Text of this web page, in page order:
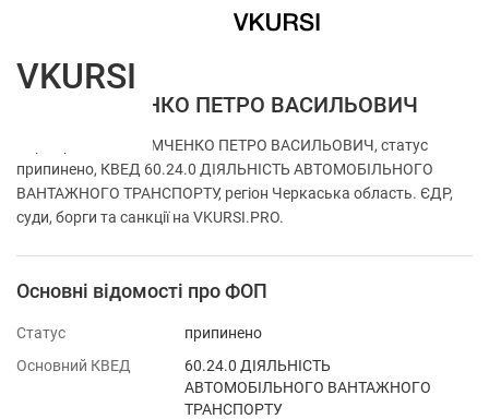
ФОП ДЕМЧЕНКО ПЕТРО ВАСИЛЬОВИЧ
Перевірка ФОП ДЕМЧЕНКО ПЕТРО ВАСИЛЬОВИЧ, статус
припинено, КВЕД 60.24.0 ДІЯЛЬНІСТЬ АВТОМОБІЛЬНОГО
ВАНТАЖНОГО ТРАНСПОРТУ, регіон Черкаська область. ЄДР,
суди, борги та санкції на VKURSI.PRO.
Основні відомості про ФОП
Статус
припинено
Основний КВЕД
60.24.0 ДІЯЛЬНІСТЬ
АВТОМОБІЛЬНОГО ВАНТАЖНОГО
ТРАНСПОРТУ
VKURSI